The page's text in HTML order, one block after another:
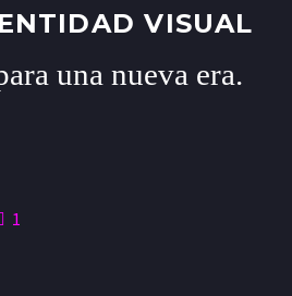
VISUAL
una nueva era.
1